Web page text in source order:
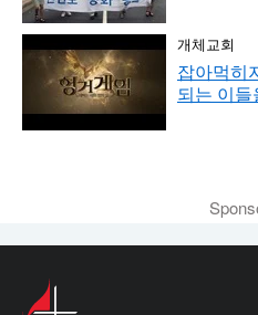
개체교회
잡아먹히
되는 이들